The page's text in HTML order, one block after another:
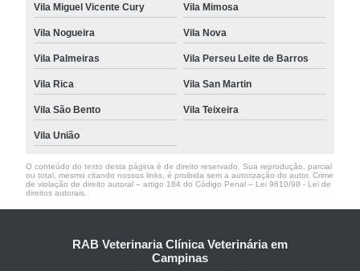
Vila Miguel Vicente Cury Vila Mimosa
Vila Nogueira Vila Nova
Vila Palmeiras Vila Perseu Leite de Barros
Vila Rica Vila San Martin
Vila São Bento Vila Teixeira
Vila União
O conteúdo do texto desta página é de direito reservado. Sua reprodução, parcial
ou total, mesmo citando nossos links, é proibida sem a autorização do autor. Crime
de violação de direito autoral – artigo 184 do Código Penal – Lei 9610/98 - Lei de
direitos autorais
RAB Veterinaria Clínica Veterinária em
Campinas